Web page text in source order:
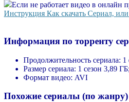
Если не работает видео в онлайн
Инструкция Как скачать Сериал,
Информация по торренту
Продолжительность сериала: 1
Размер сериала: 1 сезон 3,89 ГБ;
Формат видео: AVI
Похожие сериалы (по жанру)